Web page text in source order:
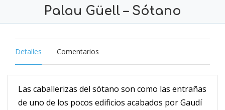
Palau Güell – Sótano
Detalles Comentarios
Las caballerizas del sótano son como las entrañas
de uno de los pocos edificios acabados por Gaudí